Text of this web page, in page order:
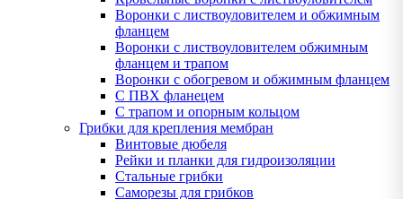
Воронки с листвоуловителем и обжимным
фланцем
Воронки с листвоуловителем обжимным
фланцем и трапом
Воронки с обогревом и обжимным фланцем
С ПВХ фланецем
С трапом и опорным кольцом
Грибки для крепления мембран
Винтовые дюбеля
Рейки и планки для гидроизоляции
Стальные грибки
Саморезы для грибков